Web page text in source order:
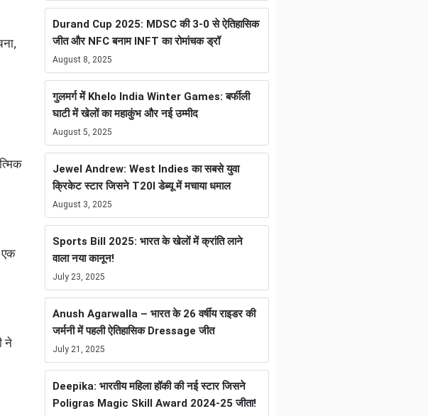
एक
ने
Durand Cup 2025: MDSC की 3-0 से ऐतिहासिक
जीत और NFC बनाम INFT का रोमांचक ड्रॉ
August 8, 2025
गुलमर्ग में Khelo India Winter Games: बर्फीली
घाटी में खेलों का महाकुंभ और नई उम्मीद
August 5, 2025
Jewel Andrew: West Indies का सबसे युवा
क्रिकेट स्टार जिसने T20I डेब्यू में मचाया धमाल
August 3, 2025
Sports Bill 2025: भारत के खेलों में क्रांति लाने
वाला नया कानून!
July 23, 2025
Anush Agarwalla – भारत के 26 वर्षीय राइडर की
जर्मनी में पहली ऐतिहासिक Dressage जीत
July 21, 2025
Deepika: भारतीय महिला हॉकी की नई स्टार जिसने
Poligras Magic Skill Award 2024-25 जीता!